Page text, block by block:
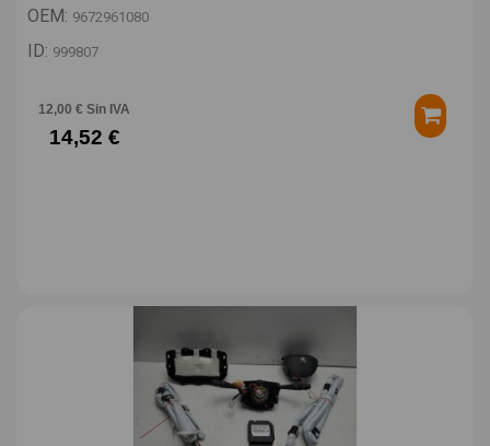
OEM: 9672961080
ID: 999807
12,00 € Sin IVA
14,52 €